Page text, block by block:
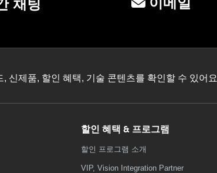
채팅
신제품, 할인 혜택, 기술 콘텐츠를 확인할 수 있어요
할인 혜택 & 프로그램
할인 프로그램 소개
VIP, Vision Integration Partner